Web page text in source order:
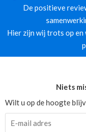
De positieve
Hier zijn wij trots op en
Niets
Wilt u op de hoogte